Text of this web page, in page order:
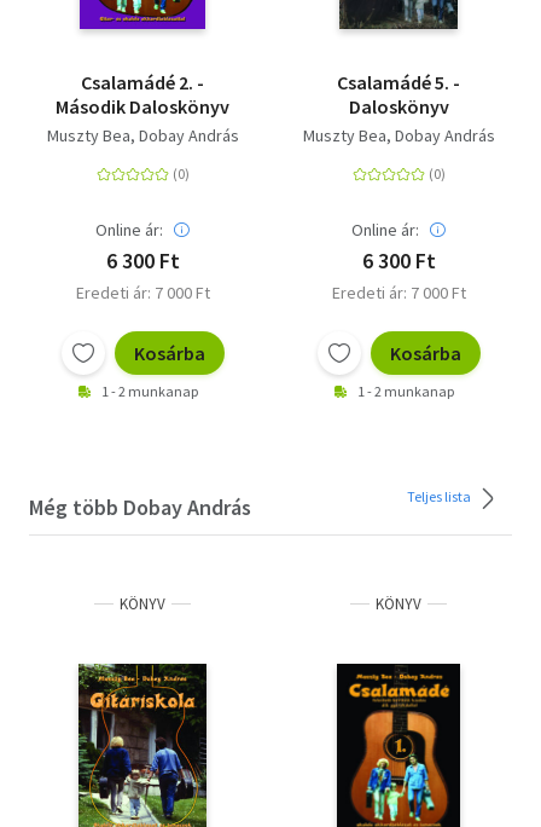
Csalamádé 2. -
Második Daloskönyv
Muszty Bea Dobay András
Online ár:
6 300 Ft
Eredeti ár: 7 000 Ft
Kosárba
1 - 2 munkanap
Csalamádé 5. -
Daloskönyv
Muszty Bea Dobay András
Online ár:
6 300 Ft
Eredeti ár: 7 000 Ft
Kosárba
1 - 2 munkanap
Még több Dobay András Teljes lista
KÖNYV KÖNYV